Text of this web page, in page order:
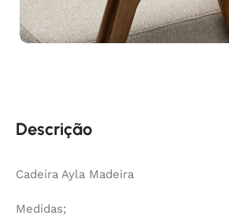
Descrição
Cadeira Ayla Madeira
Medidas;